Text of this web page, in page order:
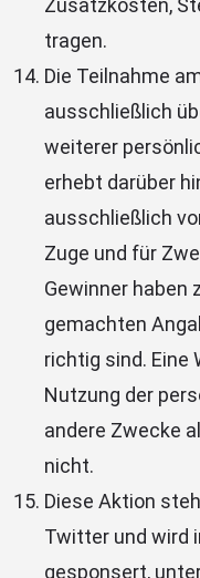
Zusatzkosten,
tragen.
Die Teilnahme
ausschließlich
weiterer
erhebt darüber
ausschließlich
Zuge und für
Gewinner haben
gemachten
richtig sind. Eine
Nutzung der
andere Zwecke
nicht.
Diese Aktion
Twitter und wird
gesponsert,